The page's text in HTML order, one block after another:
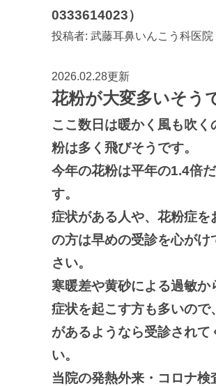
0333614023）
投稿者: 武藤耳鼻いんこう科医院
2026.02.28更新
花粉が大変多いそう
ここ数日は暖かく風も吹く
粉は多く飛びそうです。
今年の花粉は平年の1.4倍
す。
症状がある人や、花粉症を
の方は早めの受診を心がけ
さい。
寒暖差や黄砂による過敏か
症状を起こす方も多いので
があるようなら受診されて
い。
当院の発熱外来・コロナ検